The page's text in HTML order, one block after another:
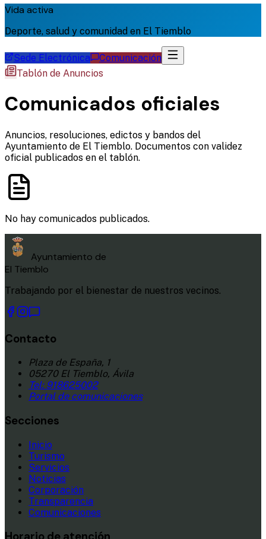
Vida activa
Deporte, salud y comunidad en El Tiemblo
Sede Electrónica
Comunicación
Tablón de Anuncios
Comunicados oficiales
Anuncios, resoluciones, edictos y bandos del
Ayuntamiento de El Tiemblo. Documentos con validez
oficial publicados en el tablón.
No hay comunicados publicados.
Ayuntamiento de
El Tiemblo
Trabajando por el bienestar de nuestros vecinos.
Contacto
Plaza de España, 1
05270 El Tiemblo, Ávila
Tel: 918625002
Portal de comunicaciones
Secciones
Inicio
Turismo
Servicios
Noticias
Corporación
Transparencia
Comunicaciones